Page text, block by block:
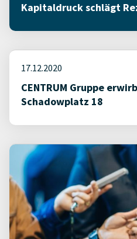
Kapitaldruck schlägt
17.12.2020
CENTRUM Gruppe
Schadowplatz 18